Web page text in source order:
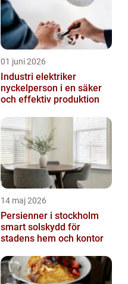
01 juni 2026
Industri elektriker
nyckelperson i en säker
och effektiv produktion
14 maj 2026
Persienner i stockholm
smart solskydd för
stadens hem och kontor